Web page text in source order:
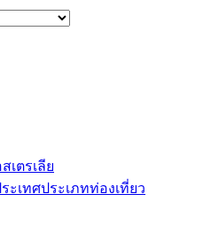
เตรเลีย
ะเทศประเภทท่องเที่ยว